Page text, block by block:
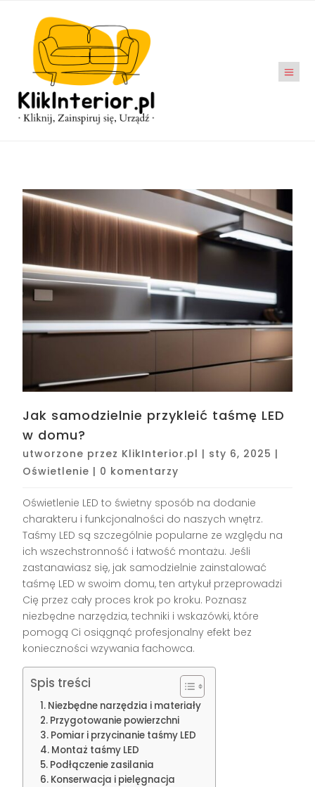
Jak samodzielnie przykleić taśmę LED
w domu?
utworzone przez KlikInterior.pl | sty 6, 2025 |
Oświetlenie | 0 komentarzy
Oświetlenie LED to świetny sposób na dodanie
charakteru i funkcjonalności do naszych wnętrz.
Taśmy LED są szczególnie popularne ze względu na
ich wszechstronność i łatwość montażu. Jeśli
zastanawiasz się, jak samodzielnie zainstalować
taśmę LED w swoim domu, ten artykuł przeprowadzi
Cię przez cały proces krok po kroku. Poznasz
niezbędne narzędzia, techniki i wskazówki, które
pomogą Ci osiągnąć profesjonalny efekt bez
konieczności wzywania fachowca.
Spis treści
Niezbędne narzędzia i materiały
Przygotowanie powierzchni
Pomiar i przycinanie taśmy LED
Montaż taśmy LED
Podłączenie zasilania
Konserwacja i pielęgnacja